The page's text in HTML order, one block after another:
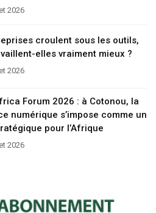
2026
croulent sous les outils,
elles vraiment mieux ?
2026
Forum 2026 : à Cotonou, la
numérique s’impose comme un
pour l’Afrique
2026